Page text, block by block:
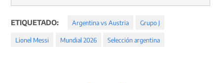
ETIQUETADO: Argentina vs Austria Grupo J
Lionel Messi Mundial 2026 Selección argentina